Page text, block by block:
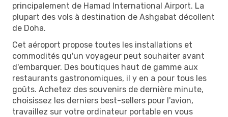
principalement de Hamad International Airport. La
plupart des vols à destination de Ashgabat décollent
de Doha.
Cet aéroport propose toutes les installations et
commodités qu'un voyageur peut souhaiter avant
d'embarquer. Des boutiques haut de gamme aux
restaurants gastronomiques, il y en a pour tous les
goûts. Achetez des souvenirs de dernière minute,
choisissez les derniers best-sellers pour l'avion,
travaillez sur votre ordinateur portable en vous